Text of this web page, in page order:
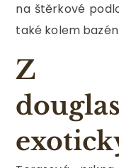
na štěrkové
také kolem
Z